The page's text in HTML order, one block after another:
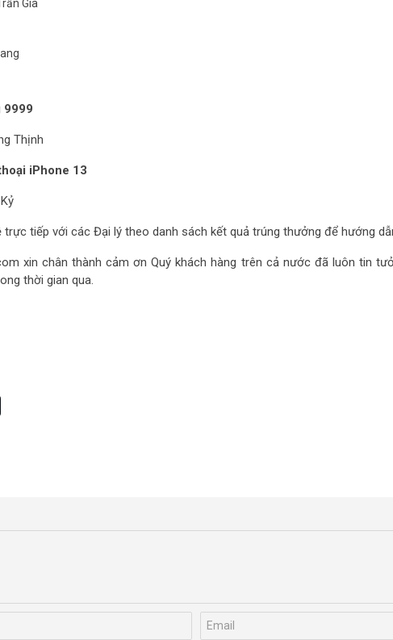
Gia
9999
Thịnh
iPhone 13
tiếp với các Đại lý theo danh sách kết quả trúng thưởng để hướng
xin chân thành cảm ơn Quý khách hàng trên cả nước đã luôn tin
thời gian qua.